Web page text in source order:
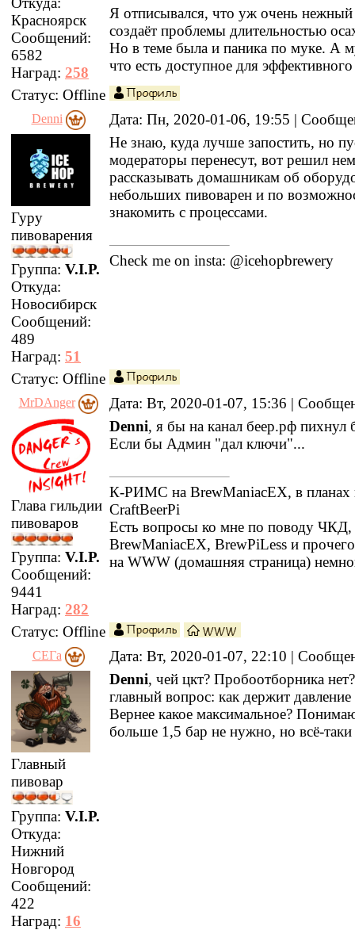
Красноярск
Сообщений:
6582
Наград: 258
Я отписывался, что уж очень
создаёт проблемы длительностью
Но в теме была и паника по муке. А
что есть доступное для
Статус: Offline
Denni Дата: Пн, 2020-01-06, 19:55 |
Гуру
пивоварения
Группа: V.I.P.
Откуда:
Новосибирск
Сообщений:
489
Наград: 51
Не знаю, куда лучше запостить, но
модераторы перенесут, вот решил
рассказывать домашникам об
небольших пивоварен и по
знакомить с процессами.
Check me on insta: @icehopbrewery
Статус: Offline
MrDAnger Дата: Вт, 2020-01-07, 15:36 |
Глава гильдии
пивоваров
Группа: V.I.P.
Сообщений:
9441
Наград: 282
Denni, я бы на канал беер.рф пихнул
Если бы Админ "дал ключи"...
К-РИМС на BrewManiacEX, в планах
CraftBeerPi
Есть вопросы ко мне по поводу
BrewManiacEX, BrewPiLess и
на WWW (домашняя страница)
Статус: Offline
СЕГа Дата: Вт, 2020-01-07, 22:10 |
Главный
пивовар
Группа: V.I.P.
Откуда:
Нижний
Новгород
Сообщений:
422
Наград: 16
Denni, чей цкт? Пробоотборника
главный вопрос: как держит давление
Вернее какое максимальное?
больше 1,5 бар не нужно, но всё-таки